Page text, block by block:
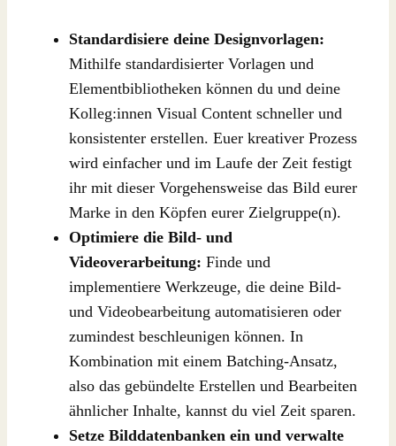
Standardisiere deine Designvorlagen:
Mithilfe standardisierter Vorlagen und
Elementbibliotheken können du und deine
Kolleg:innen Visual Content schneller und
konsistenter erstellen. Euer kreativer Prozess
wird einfacher und im Laufe der Zeit festigt
ihr mit dieser Vorgehensweise das Bild eurer
Marke in den Köpfen eurer Zielgruppe(n).
Optimiere die Bild- und
Videoverarbeitung: Finde und
implementiere Werkzeuge, die deine Bild-
und Videobearbeitung automatisieren oder
zumindest beschleunigen können. In
Kombination mit einem Batching-Ansatz,
also das gebündelte Erstellen und Bearbeiten
ähnlicher Inhalte, kannst du viel Zeit sparen.
Setze Bilddatenbanken ein und verwalte